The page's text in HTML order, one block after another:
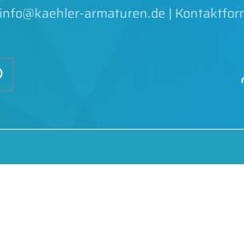
info@kaehler-armaturen.de |